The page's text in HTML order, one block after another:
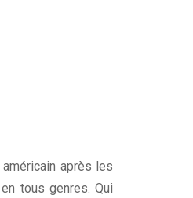
après les
tous genres. Qui